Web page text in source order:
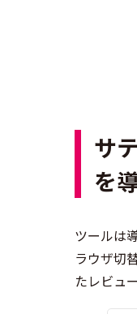
サ
を
ツールは
ラウザ切
たレビュ